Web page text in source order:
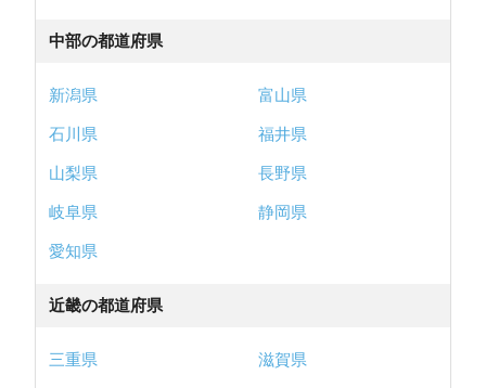
中部の都道府県
新潟県
富山県
石川県
福井県
山梨県
長野県
岐阜県
静岡県
愛知県
近畿の都道府県
三重県
滋賀県